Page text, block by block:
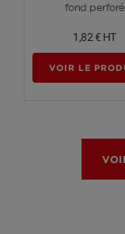
fond perforé
1,82 € HT
VOIR LE